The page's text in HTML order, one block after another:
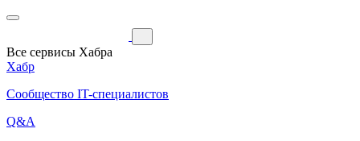
Все сервисы Хабра
Хабр
Сообщество IT-специалистов
Q&A